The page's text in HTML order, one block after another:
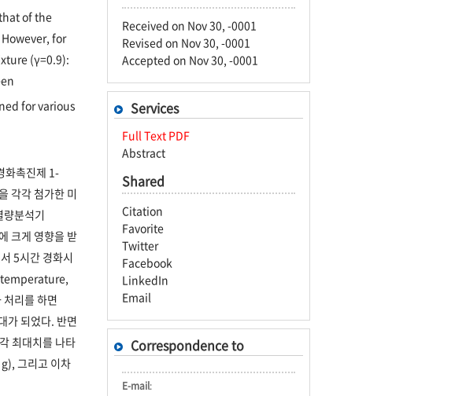
of the
for
(γ=0.9):
for various
화촉진제 1-
각 첨가한 미
분석기
크게 영향을 받
5시간 경화시
temperature,
리를 하면
되었다. 반면
최대치를 나타
그리고 이차
Received on Nov 30, -0001
Revised on Nov 30, -0001
Accepted on Nov 30, -0001
Services
Full Text PDF
Abstract
Shared
Citation
Favorite
Twitter
Facebook
LinkedIn
Email
Correspondence to
E-mail: